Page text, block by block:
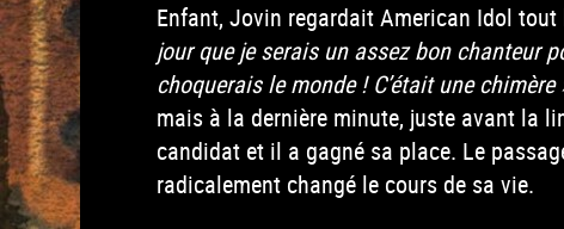
Enfant, Jovin regardait American Idol tout
jour que je serais un assez bon chanteur
choquerais le monde ! C’était une chimère
mais à la dernière minute, juste avant la
candidat et il a gagné sa place. Le
radicalement changé le cours de sa vie.